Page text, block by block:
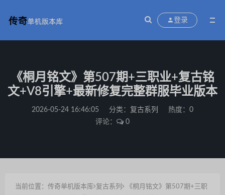
登录
《桐月铭文》第507期+三职业+复古铭
文+V8引擎+最新修复完整群服毕业版本
2026-05-24 16:46:05 分类： 复古系列
热度：0
评论：
0
当前位置： 传奇单机版本库 复古系列
《桐月铭文》第507期+三职